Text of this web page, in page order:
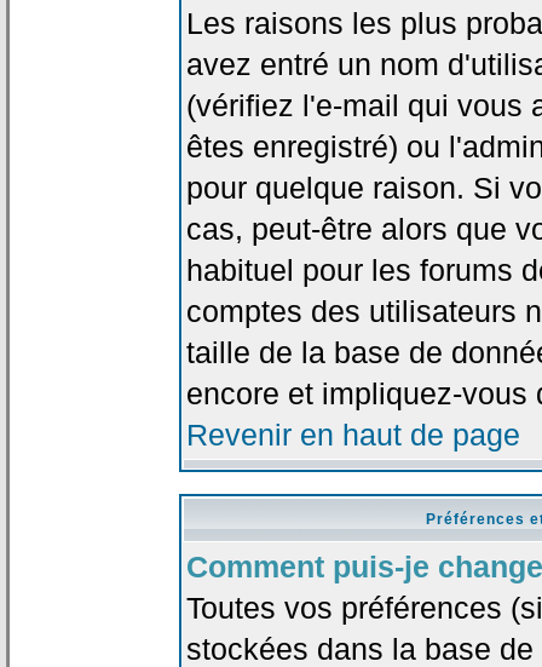
Les raisons les plus
avez entré un nom
(vérifiez l'e-mail qui vous
êtes enregistré) ou
pour quelque raison. Si
cas, peut-être alors que
habituel pour les forums
comptes des utilisateurs
taille de la base de
encore et impliquez-
Revenir en haut de page
Préférences
Comment puis-je
Toutes vos préférences
stockées dans la base